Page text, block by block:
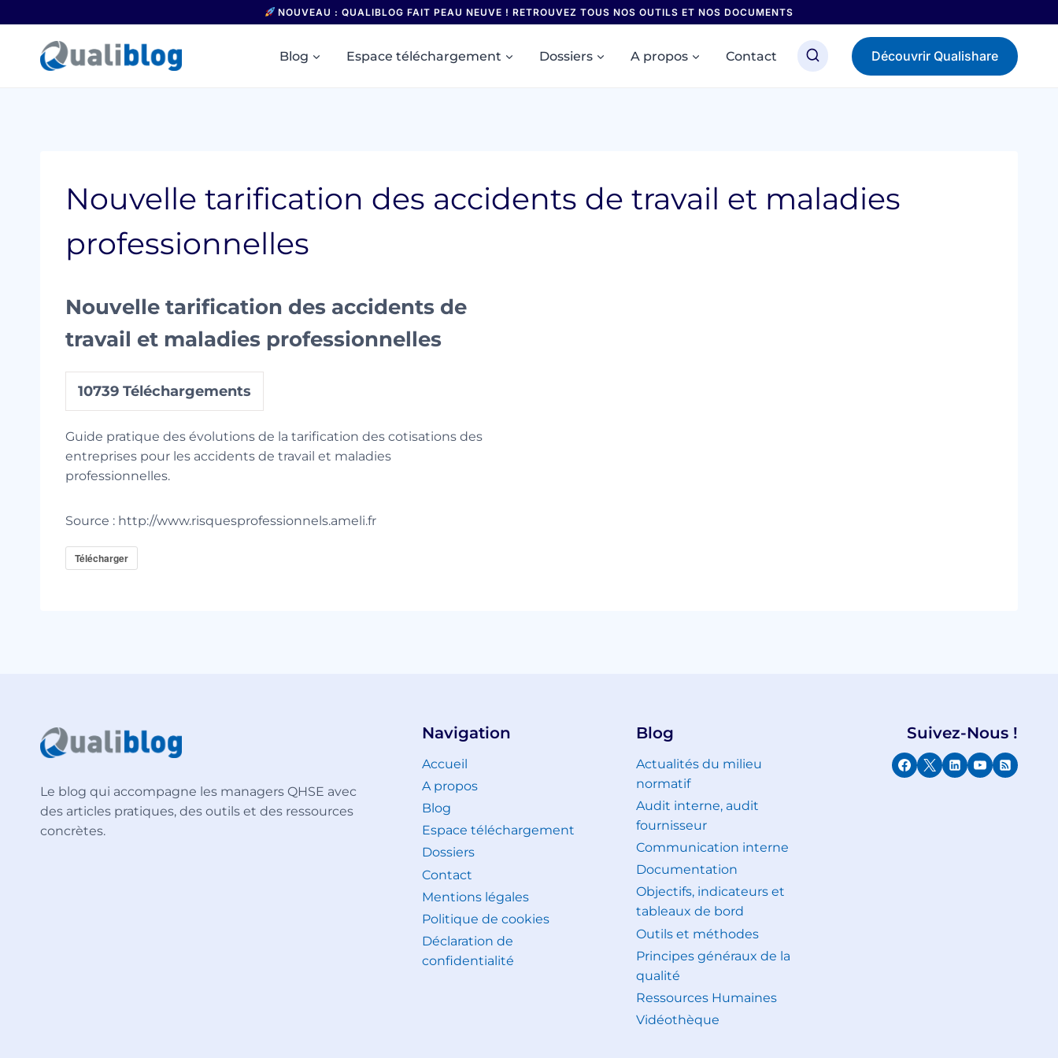
au
contenu
NOUVEAU : QUALIBLOG FAIT PEAU NEUVE ! RETROUVEZ TOUS NOS OUTILS ET NOS DOCUMENTS
Blog Espace téléchargement Dossiers A propos Contact Découvrir Qualishare
Nouvelle tarification des accidents de travail et maladies
professionnelles
Nouvelle tarification des accidents de
travail et maladies professionnelles
10739 Téléchargements
Guide pratique des évolutions de la tarification des cotisations des
entreprises pour les accidents de travail et maladies
professionnelles.
Source : http://www.risquesprofessionnels.ameli.fr
Télécharger
Le blog qui accompagne les managers QHSE avec
des articles pratiques, des outils et des ressources
concrètes.
Navigation
Accueil
A propos
Blog
Espace téléchargement
Dossiers
Contact
Mentions légales
Politique de cookies
Déclaration de
confidentialité
Blog
Actualités du milieu
normatif
Audit interne, audit
fournisseur
Communication interne
Documentation
Objectifs, indicateurs et
tableaux de bord
Outils et méthodes
Principes généraux de la
qualité
Ressources Humaines
Vidéothèque
Suivez-Nous !